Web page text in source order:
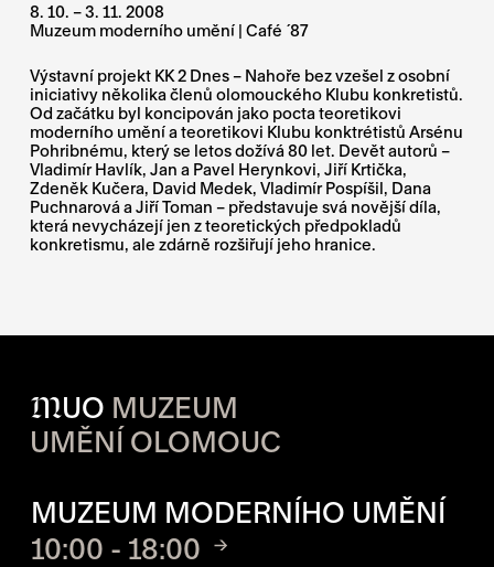
8. 10. – 3. 11. 2008
Muzeum moderního umění | Café ´87
Výstavní projekt KK 2 Dnes – Nahoře bez vzešel z osobní
iniciativy několika členů olomouckého Klubu konkretistů.
Od začátku byl koncipován jako pocta teoretikovi
moderního umění a teoretikovi Klubu konktrétistů Arsénu
Pohribnému, který se letos dožívá 80 let. Devět autorů –
Vladimír Havlík, Jan a Pavel Herynkovi, Jiří Krtička,
Zdeněk Kučera, David Medek, Vladimír Pospíšil, Dana
Puchnarová a Jiří Toman – představuje svá novější díla,
která nevycházejí jen z teoretických předpokladů
konkretismu, ale zdárně rozšiřují jeho hranice.
MUO MUZEUM
UMĚNÍ OLOMOUC
MUZEUM MODERNÍHO UMĚNÍ
10:00 - 18:00